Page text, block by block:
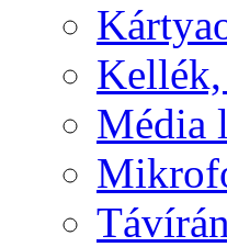
Kellék,
Média